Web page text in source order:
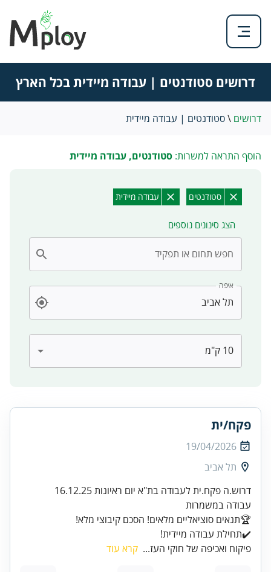
דרושים סטודנטים | עבודה מיידית בכל הארץ
דרושים \סטודנטים | עבודה מיידית
הוסף התראה למשרות: סטודנטים, עבודה מיידית
סטודנטים עבודה מיידית
הצג סינונים נוספים
חפש תחום או תפקיד
איפה
פקח/ית
19/04/2026
תל אביב
✔️תחילת עבודה מיידית!
פיקוח ואכיפה של חוקי העז... קרא עוד